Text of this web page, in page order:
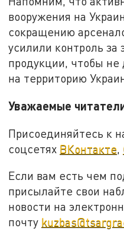
вооружения на
сокращению
усилили контроль за
продукции, чтобы не
на территорию
Уважаемые
Присоединяйтесь к
соцсетях ВКонтакте
Если вам есть чем
присылайте свои
новости на
почту